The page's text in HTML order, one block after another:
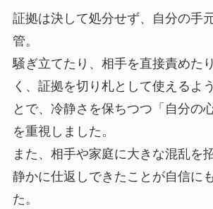
証拠は決して処分せず、自分の手
管。
騒ぎ立てたり、相手を直接責めた
く、証拠を切り札として使えるよ
とで、冷静さを保ちつつ「自分の
を重視しました。
また、相手や家庭に大きな混乱を
静かに仕返しできたことが自信に
た。